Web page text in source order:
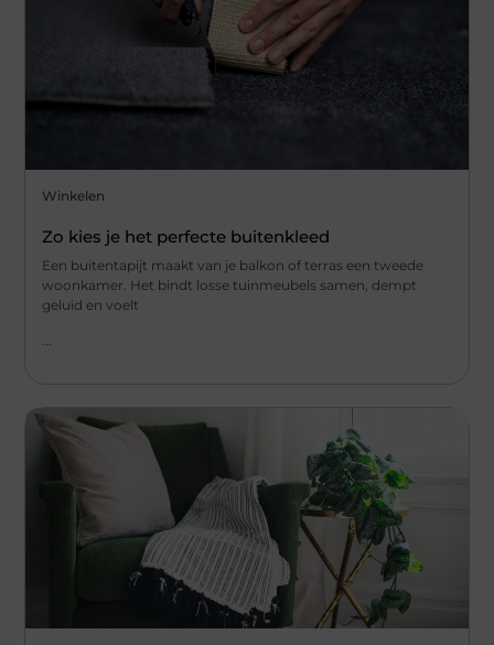
Winkelen
Zo kies je het perfecte buitenkleed
Een buitentapijt maakt van je balkon of terras een tweede
woonkamer. Het bindt losse tuinmeubels samen, dempt
geluid en voelt
...